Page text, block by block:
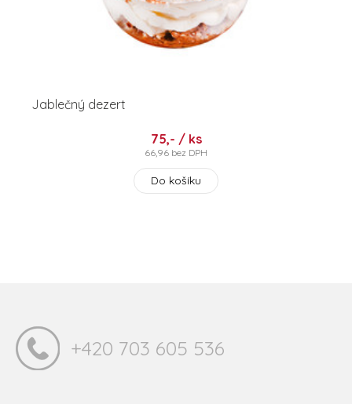
Jablečný dezert
75,- / ks
66,96 bez DPH
Do košíku
+420 703 605 536